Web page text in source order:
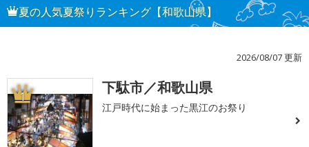
夏の人気夏祭りランキング【和歌山県】
2026/08/07 更新
1 下駄市／和歌山県
江戸時代に始まった黒江のお祭り